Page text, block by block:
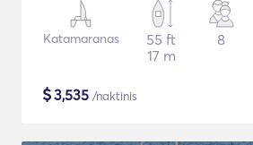
Katamaranas
55 ft
17 m
8
$3,535 /naktinis